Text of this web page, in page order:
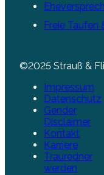
Freie Taufen
©2025 Strauß &
Impressum
Datenschutz
Gender
Disclaimer
Kontakt
Karriere
Trauredner
werden